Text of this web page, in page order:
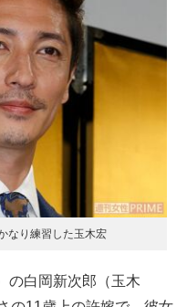
なり練習した玉木宏
の白岡新次郎（玉木